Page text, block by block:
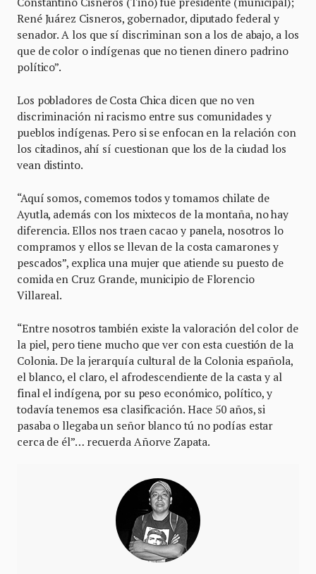
René Juárez Cisneros, gobernador, diputado federal y
senador. A los que sí discriminan son a los de abajo, a los
que de color o indígenas que no tienen dinero padrino
político”.
Los pobladores de Costa Chica dicen que no ven
discriminación ni racismo entre sus comunidades y
pueblos indígenas. Pero si se enfocan en la relación con
los citadinos, ahí sí cuestionan que los de la ciudad los
vean distinto.
“Aquí somos, comemos todos y tomamos chilate de
Ayutla, además con los mixtecos de la montaña, no hay
diferencia. Ellos nos traen cacao y panela, nosotros lo
compramos y ellos se llevan de la costa camarones y
pescados”, explica una mujer que atiende su puesto de
comida en Cruz Grande, municipio de Florencio
Villareal.
“Entre nosotros también existe la valoración del color de
la piel, pero tiene mucho que ver con esta cuestión de la
Colonia. De la jerarquía cultural de la Colonia española,
el blanco, el claro, el afrodescendiente de la casta y al
final el indígena, por su peso económico, político, y
todavía tenemos esa clasificación. Hace 50 años, si
pasaba o llegaba un señor blanco tú no podías estar
cerca de él”… recuerda Añorve Zapata.